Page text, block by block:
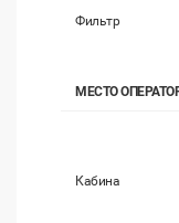
Фильтр
МЕСТО
Кабина